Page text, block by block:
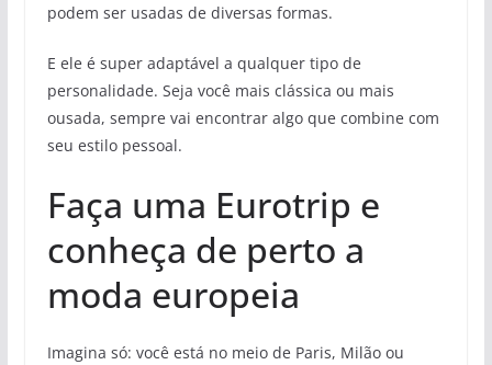
podem ser usadas de diversas formas.
E ele é super adaptável a qualquer tipo de
personalidade. Seja você mais clássica ou mais
ousada, sempre vai encontrar algo que combine com
seu estilo pessoal.
Faça uma Eurotrip e
conheça de perto a
moda europeia
Imagina só: você está no meio de Paris, Milão ou